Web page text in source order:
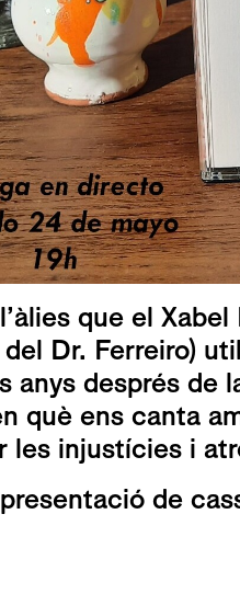
que el
del Dr. Ferreiro)
anys després de
què ens canta
les injustícies i
de